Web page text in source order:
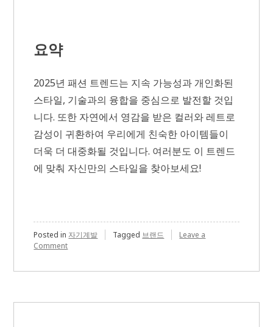
요약
2025년 패션 트렌드는 지속 가능성과 개인화된
스타일, 기술과의 융합을 중심으로 발전할 것입
니다. 또한 자연에서 영감을 받은 컬러와 레트로
감성이 귀환하여 우리에게 친숙한 아이템들이
더욱 더 대중화될 것입니다. 여러분도 이 트렌드
에 맞춰 자신만의 스타일을 찾아보세요!
Posted in 자기계발 Tagged 브랜드
Leave a
Commenton
트